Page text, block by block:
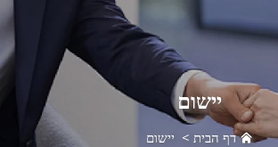
יישום
דף הבית > יישום